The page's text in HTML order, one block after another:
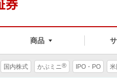
商品
国内株式 かぶミニ® IPO・PO